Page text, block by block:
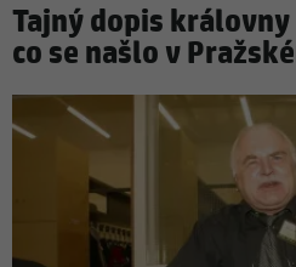
Tajný dopis
co se našlo v